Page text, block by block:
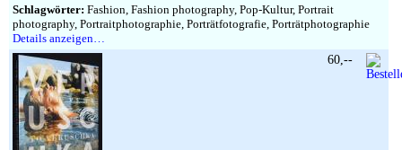
Schlagwörter: Fashion, Fashion photography, Pop-Kultur, Portrait
photography, Portraitphotographie, Porträtfotografie, Porträtphotographie
Details anzeigen…
60,--